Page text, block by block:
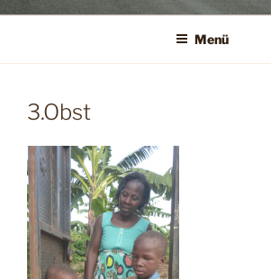
Menü
3.Obst